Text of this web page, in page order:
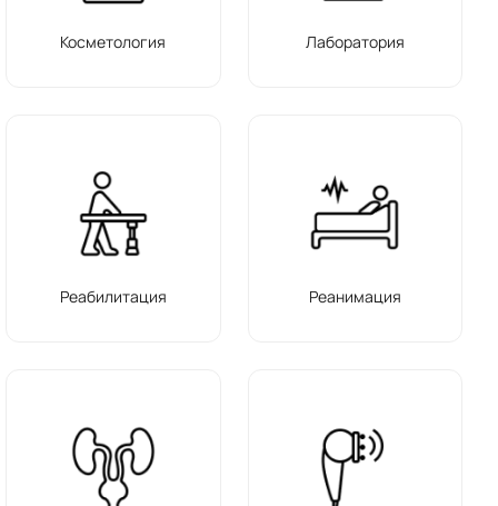
Косметология Лаборатория
Реабилитация Реанимация